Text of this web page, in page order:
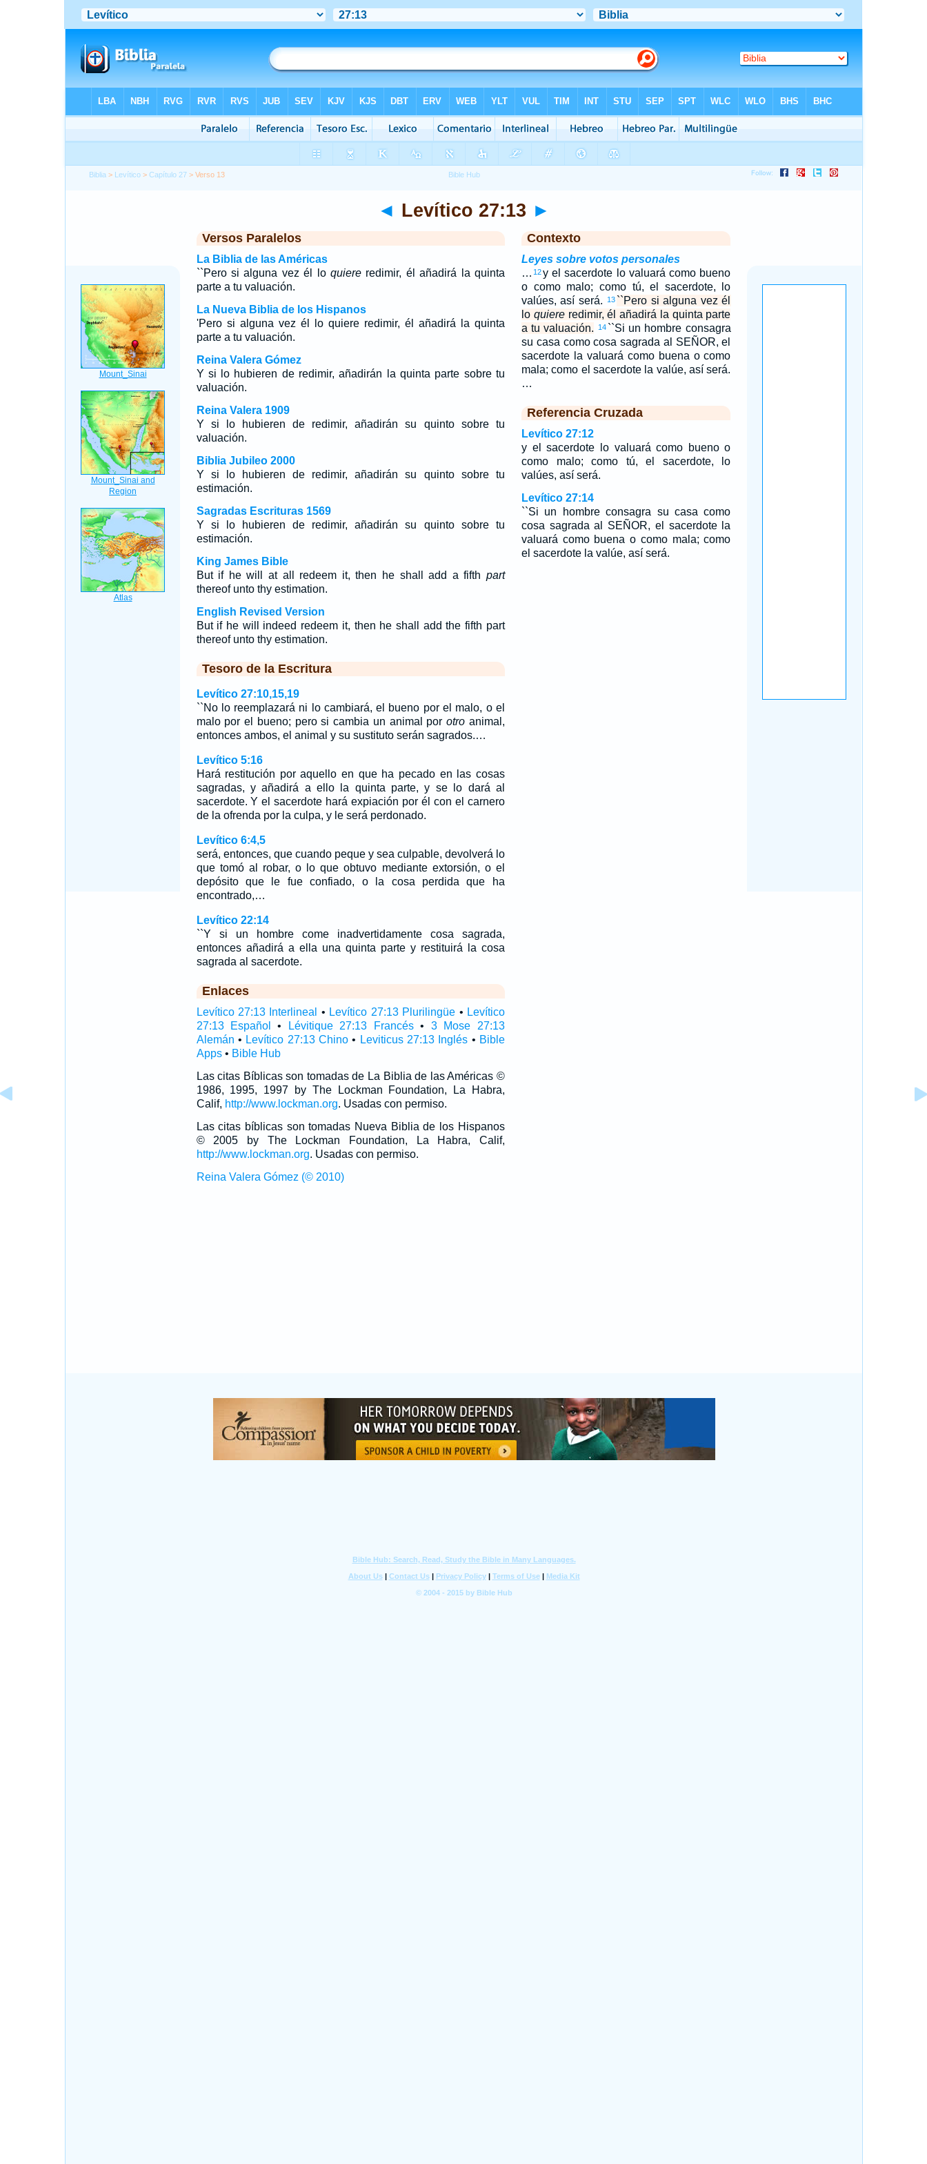
Biblia > Levítico >Capítulo 27 > Verso 13
◄ Levítico 27:13 ►
Versos Paralelos
La Biblia de las Américas
``Pero si alguna vez él lo quiereredimir, él añadirá la quinta
parte a tu valuación.
La Nueva Biblia de los Hispanos
'Pero si alguna vez él lo quiere redimir, él añadirá la quinta
parte a tu valuación.
Reina Valera Gómez
Y si lo hubieren de redimir, añadirán la quinta parte sobre tu
valuación.
Reina Valera 1909
Y si lo hubieren de redimir, añadirán su quinto sobre tu
valuación.
Biblia Jubileo 2000
Y si lo hubieren de redimir, añadirán su quinto sobre tu
estimación.
Sagradas Escrituras 1569
Y si lo hubieren de redimir, añadirán su quinto sobre tu
estimación.
King James Bible
But if he will at all redeem it, then he shall add a fifth part
thereof unto thy estimation.
English Revised Version
But if he will indeed redeem it, then he shall add the fifth part
thereof unto thy estimation.
Tesoro de la Escritura
Levítico 27:10,15,19
``No lo reemplazará ni lo cambiará, el bueno por el malo, o el
malo por el bueno; pero si cambia un animal porotro animal,
entonces ambos, el animal y su sustituto serán sagrados.…
Levítico 5:16
Hará restitución por aquello en que ha pecado en las cosas
sagradas, y añadirá a ello la quinta parte, y se lo dará al
sacerdote. Y el sacerdote hará expiación por él con el carnero
de la ofrenda por la culpa, y le será perdonado.
Levítico 6:4,5
será, entonces, que cuando peque y sea culpable, devolverá lo
que tomó al robar, o lo que obtuvo mediante extorsión, o el
depósito que le fue confiado, o la cosa perdida que ha
encontrado,…
Levítico 22:14
``Y si un hombre come inadvertidamente cosa sagrada,
entonces añadirá a ella una quinta parte y restituirá la cosa
sagrada al sacerdote.
Enlaces
Levítico 27:13 Interlineal • Levítico 27:13 Plurilingüe • Levítico
27:13 Español
• Lévitique 27:13 Francés• 3 Mose 27:13
Alemán • Levítico 27:13 Chino• Leviticus 27:13 Inglés • Bible
Apps• Bible Hub
Las citas Bíblicas son tomadas de La Biblia de las Américas ©
1986, 1995, 1997 by The Lockman Foundation, La Habra,
Calif, http://www.lockman.org. Usadas con permiso.
Las citas bíblicas son tomadas Nueva Biblia de los Hispanos
© 2005 by The Lockman Foundation, La Habra, Calif,
http://www.lockman.org. Usadas con permiso.
Reina Valera Gómez (© 2010)
Contexto
Leyes sobre votos personales
… 12y el sacerdote lo valuará como bueno
o como malo; como tú, el sacerdote, lo
valúes, así será.
13 ``Pero si alguna vez él
lo quiereredimir, él añadirá la quinta parte
a tu valuación.
14 ``Si un hombre consagra
su casa como cosa sagrada al SEÑOR, el
sacerdote la valuará como buena o como
mala; como el sacerdote la valúe, así será.
…
Referencia Cruzada
Levítico 27:12
y el sacerdote lo valuará como bueno o
como malo; como tú, el sacerdote, lo
valúes, así será.
Levítico 27:14
``Si un hombre consagra su casa como
cosa sagrada al SEÑOR, el sacerdote la
valuará como buena o como mala; como
el sacerdote la valúe, así será.